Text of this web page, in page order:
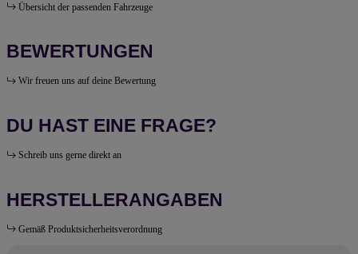
Übersicht der passenden Fahrzeuge
BEWERTUNGEN
Wir freuen uns auf deine Bewertung
DU HAST EINE FRAGE?
Schreib uns gerne direkt an
HERSTELLERANGABEN
Gemäß Produktsicherheitsverordnung